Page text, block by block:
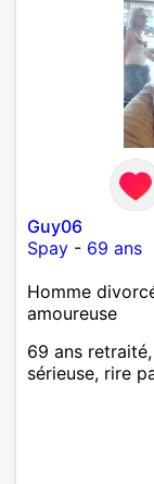
Guy06
Spay - 69 ans
Homme
amoureuse
69 ans
sérieuse, rire